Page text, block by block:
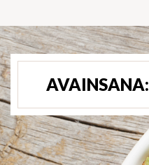
AVAINSANA: